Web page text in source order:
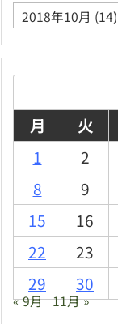
ア
ー
カ
月
火
1
2
8
9
15
16
22
23
29
30
« 9月 11月 »